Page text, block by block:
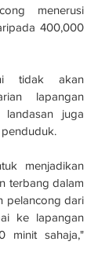
menerusi
400,000
tidak akan
lapangan
juga
menjadikan
terbang dalam
pelancong dari
ke lapangan
minit sahaja,"